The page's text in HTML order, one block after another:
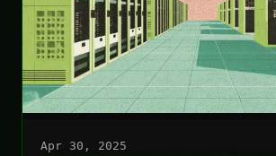
Apr 30, 2025